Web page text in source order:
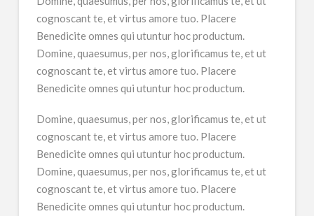
cognoscant te, et virtus amore tuo. Placere
Benedicite omnes qui utuntur hoc productum.
Domine, quaesumus, per nos, glorificamus te, et ut
cognoscant te, et virtus amore tuo. Placere
Benedicite omnes qui utuntur hoc productum.
Domine, quaesumus, per nos, glorificamus te, et ut
cognoscant te, et virtus amore tuo. Placere
Benedicite omnes qui utuntur hoc productum.
Domine, quaesumus, per nos, glorificamus te, et ut
cognoscant te, et virtus amore tuo. Placere
Benedicite omnes qui utuntur hoc productum.